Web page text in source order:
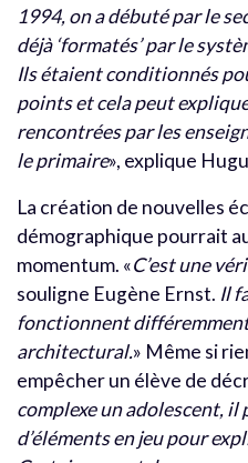
1994, on a débuté par le
déjà ‘formatés’ par le
Ils étaient conditionnés
points et cela peut
rencontrées par les
le primaire», explique
La création de nouvelles
démographique pourrait
momentum. «C’est une
souligne Eugène Ernst. Il
fonctionnent
architectural.» Même si
empêcher un élève de
complexe un adolescent,
d’éléments en jeu pour